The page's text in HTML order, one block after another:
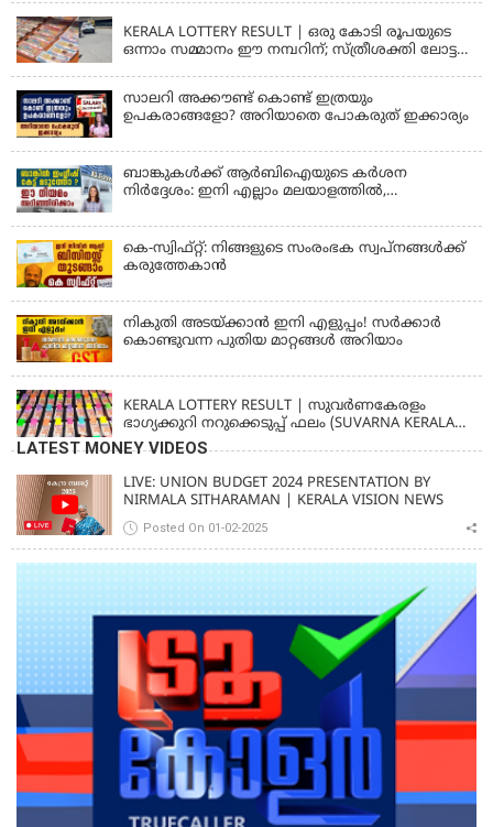
KERALA LOTTERY RESULT | ഒരു കോടി രൂപയുടെ
ഒന്നാം സമ്മാനം ഈ നമ്പറിന്; സ്ത്രീശക്തി ലോട്ടറി
സാലറി അക്കൗണ്ട് കൊണ്ട് ഇത്രയും
ഉപകരാങ്ങളോ? അറിയാതെ പോകരുത് ഇക്കാര്യം
ബാങ്കുകൾക്ക് ആർബിഐയുടെ കർശന
നിർദ്ദേശം: ഇനി എല്ലാം മലയാളത്തിൽ,
കെ-സ്വിഫ്റ്റ്: നിങ്ങളുടെ സംരംഭക സ്വപ്നങ്ങൾക്ക്
കരുത്തേകാൻ
നികുതി അടയ്ക്കാൻ ഇനി എളുപ്പം! സർക്കാർ
കൊണ്ടുവന്ന പുതിയ മാറ്റങ്ങൾ അറിയാം
KERALA LOTTERY RESULT | സുവര്‍ണകേരളം
ഭാഗ്യക്കുറി നറുക്കെടുപ്പ് ഫലം (SUVARNA KERALAM
SK-16)
LATEST MONEY VIDEOS
LIVE: UNION BUDGET 2024 PRESENTATION BY
NIRMALA SITHARAMAN | KERALA VISION NEWS
Posted On 01-02-2025